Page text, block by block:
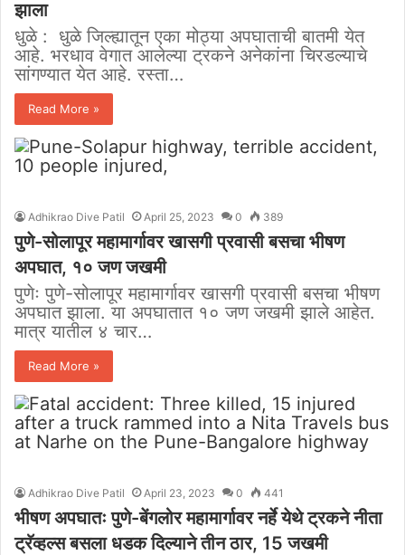
झाला
धुळे : धुळे जिल्ह्यातून एका मोठ्या अपघाताची बातमी येत
आहे. भरधाव वेगात आलेल्या ट्रकने अनेकांना चिरडल्याचे
सांगण्यात येत आहे. रस्ता…
Read More »
Adhikrao Dive Patil April 25, 2023 0 389
पुणे-सोलापूर महामार्गावर खासगी प्रवासी बसचा भीषण
अपघात, १० जण जखमी
पुणेः पुणे-सोलापूर महामार्गावर खासगी प्रवासी बसचा भीषण
अपघात झाला. या अपघातात १० जण जखमी झाले आहेत.
मात्र यातील ४ चार…
Read More »
Adhikrao Dive Patil April 23, 2023 0 441
भीषण अपघातः पुणे-बेंगलोर महामार्गावर नर्हे येथे ट्रकने नीता
ट्रॅव्हल्स बसला धडक दिल्याने तीन ठार, 15 जखमी